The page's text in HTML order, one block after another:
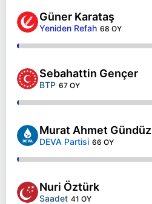
Güner Karataş
Yeniden Refah 68 OY
Sebahattin Gençer
BTP 67 OY
Murat Ahmet Gündüz
DEVA Partisi 66 OY
Nuri Öztürk
Saadet 41 OY